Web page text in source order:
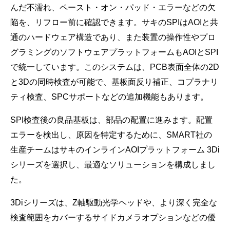
んだ不濡れ、ペースト・オン・パッド・エラーなどの欠
陥を、リフロー前に確認できます。サキのSPIはAOIと共
通のハードウェア構造であり、また装置の操作性やプロ
グラミングのソフトウェアプラットフォームもAOIとSPI
で統一しています。このシステムは、PCB表面全体の2D
と3Dの同時検査が可能で、基板面反り補正、コプラナリ
ティ検査、SPCサポートなどの追加機能もあります。
SPI検査後の良品基板は、部品の配置に進みます。配置
エラーを検出し、原因を特定するために、SMART社の
生産チームはサキのインラインAOIプラットフォーム 3Di
シリーズを選択し、最適なソリューションを構成しまし
た。
3Diシリーズは、Z軸駆動光学ヘッドや、より深く完全な
検査範囲をカバーするサイドカメラオプションなどの優